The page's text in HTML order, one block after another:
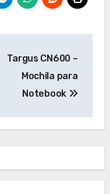
Targus CN600 –
Mochila para
Notebook